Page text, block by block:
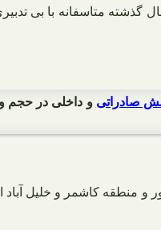
از جمله خشکباری می باشد که سالیانه میزان بسیار بالایی از آن برای
صادراتی و داخلی در حجم
کاشمر و خلیل آباد